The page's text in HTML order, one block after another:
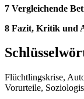
7 Vergleichende
8 Fazit, Kritik und
Flüchtlingskrise,
Vorurteile,